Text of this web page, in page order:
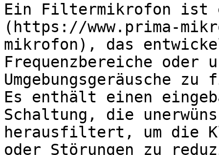
Ein Filtermikrofon ist
(https://www.prima-
mikrofon), das
Frequenzbereiche oder
Umgebungsgeräusche
Es enthält einen
Schaltung, die
herausfiltert, um die
oder Störungen zu